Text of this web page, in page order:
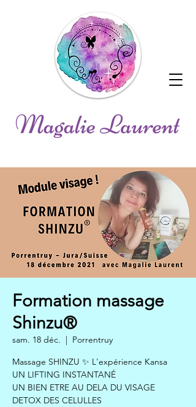
Formation massage
Shinzu®
sam. 18 déc.
  |
Porrentruy
Massage SHINZU ✨ L'expérience Kansa
UN LIFTING INSTANTANÉ
UN BIEN ETRE AU DELA DU VISAGE
DETOX DES CELULLES